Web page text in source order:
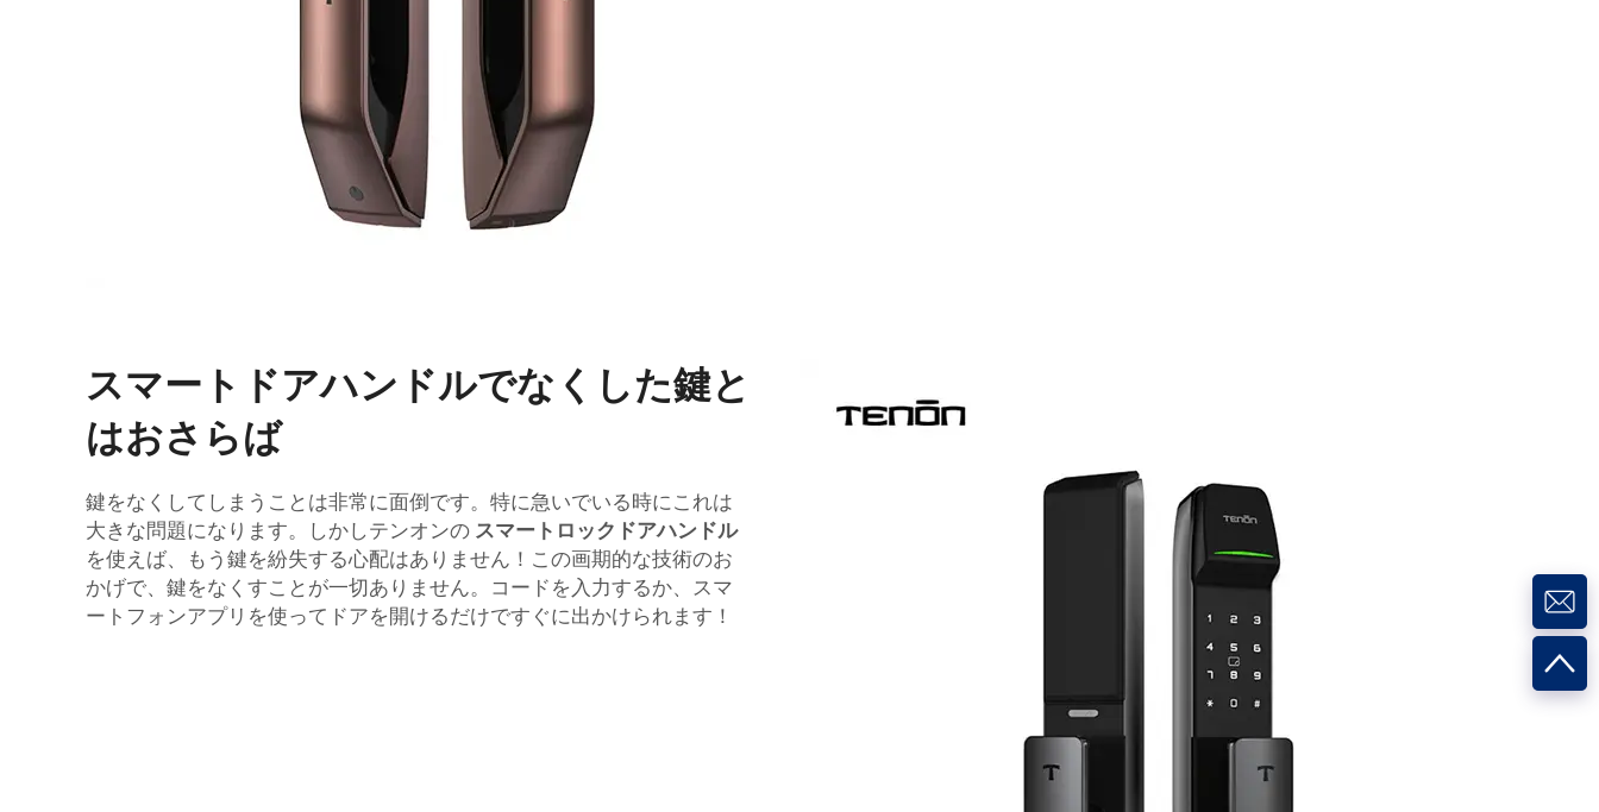
スマートドアハンドルでなくした鍵と
はおさらば
鍵をなくしてしまうことは非常に面倒です。特に急いでいる時にこれは
大きな問題になります。しかしテンオンの スマートロックドアハンドル
を使えば、もう鍵を紛失する心配はありません！この画期的な技術のお
かげで、鍵をなくすことが一切ありません。コードを入力するか、スマ
ートフォンアプリを使ってドアを開けるだけですぐに出かけられます！